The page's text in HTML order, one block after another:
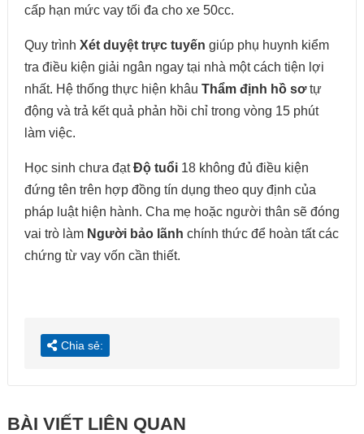
cấp hạn mức vay tối đa cho xe 50cc.
Quy trình Xét duyệt trực tuyến giúp phụ huynh kiểm
tra điều kiện giải ngân ngay tại nhà một cách tiện lợi
nhất. Hệ thống thực hiện khâu Thẩm định hồ sơtự
động và trả kết quả phản hồi chỉ trong vòng 15 phút
làm việc.
Học sinh chưa đạtĐộ tuổi18 không đủ điều kiện
đứng tên trên hợp đồng tín dụng theo quy định của
pháp luật hiện hành. Cha mẹ hoặc người thân sẽ đóng
vai trò làm Người bảo lãnh chính thức để hoàn tất các
chứng từ vay vốn cần thiết.
Chia sẻ:
BÀI VIẾT LIÊN QUAN